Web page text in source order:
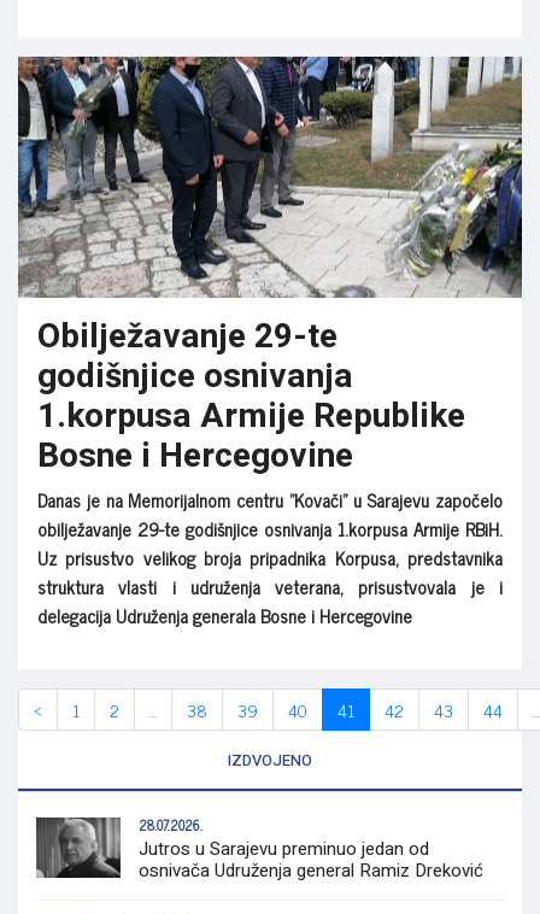
Obilježavanje 29-te
godišnjice osnivanja
1.korpusa Armije Republike
Bosne i Hercegovine
Danas je na Memorijalnom centru "Kovači" u Sarajevu započelo
obilježavanje 29-te godišnjice osnivanja 1.korpusa Armije RBiH.
Uz prisustvo velikog broja pripadnika Korpusa, predstavnika
struktura vlasti i udruženja veterana, prisustvovala je i
delegacija Udruženja generala Bosne i Hercegovine
‹ 1 2 ... 38 39 40 41 42 43 44 ...
IZDVOJENO
28.07.2026.
Jutros u Sarajevu preminuo jedan od
osnivača Udruženja general Ramiz Dreković